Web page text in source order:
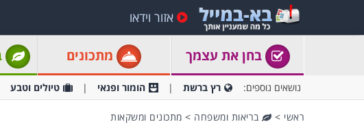
אזור וידאו
בחן את עצמך מתכונים
נושאים נוספים: רץ ברשת הומור ופנאי טיולים וטבע
ראשי > בריאות ומשפחה > מתכונים ומשקאות